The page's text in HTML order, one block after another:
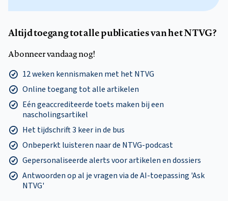
Altijd toegang tot alle publicaties van het NTVG?
Abonneer vandaag nog!
12 weken kennismaken met het NTVG
Online toegang tot alle artikelen
Eén geaccrediteerde toets maken bij een
nascholingsartikel
Het tijdschrift 3 keer in de bus
Onbeperkt luisteren naar de NTVG-podcast
Gepersonaliseerde alerts voor artikelen en dossiers
Antwoorden op al je vragen via de AI-toepassing 'Ask
NTVG'